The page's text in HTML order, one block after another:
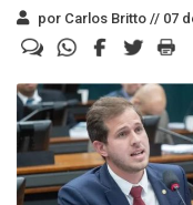
por Carlos Britto // 07